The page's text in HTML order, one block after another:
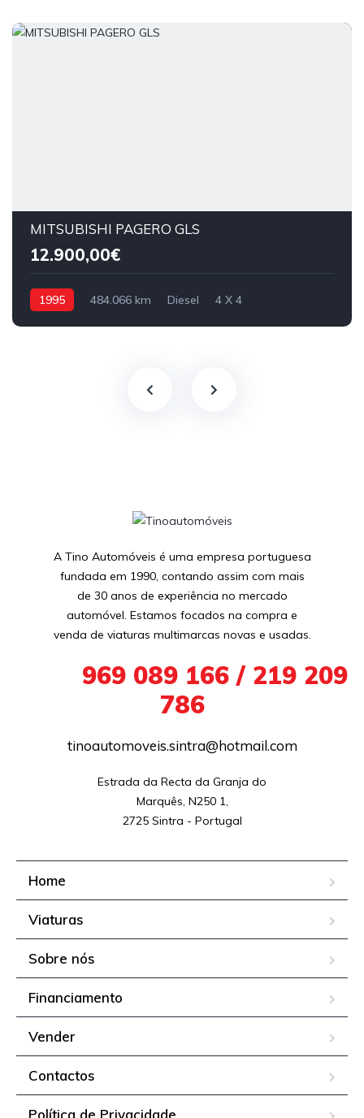
MITSUBISHI PAGERO GLS
12.900,00€
1995 484.066 km Diesel 4 X 4
A Tino Automóveis é uma empresa portuguesa
fundada em 1990, contando assim com mais
de 30 anos de experiência no mercado
automóvel. Estamos focados na compra e
venda de viaturas multimarcas novas e usadas.
969 089 166 / 219 209
786
tinoautomoveis.sintra@hotmail.com
Estrada da Recta da Granja do
Marquês, N250 1,
2725 Sintra - Portugal
Home
Viaturas
Sobre nós
Financiamento
Vender
Contactos
Política de Privacidade